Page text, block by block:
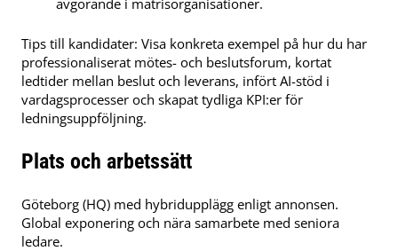
avgörande i matrisorganisationer.
Tips till kandidater: Visa konkreta exempel på hur du har
professionaliserat mötes- och beslutsforum, kortat
ledtider mellan beslut och leverans, infört AI-stöd i
vardagsprocesser och skapat tydliga KPI:er för
ledningsuppföljning.
Plats och arbetssätt
Göteborg (HQ) med hybridupplägg enligt annonsen.
Global exponering och nära samarbete med seniora
ledare.